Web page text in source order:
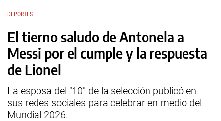
DEPORTES
El tierno saludo de Antonela a
Messi por el cumple y la respuesta
de Lionel
La esposa del "10" de la selección publicó en
sus redes sociales para celebrar en medio del
Mundial 2026.